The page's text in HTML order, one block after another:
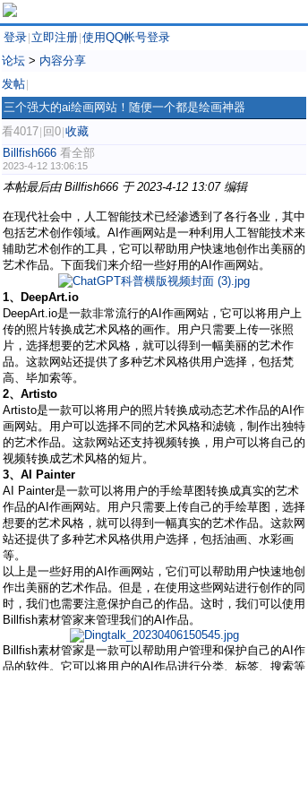
登录 立即注册 使用QQ帐号登录
论坛 > 内容分享
发帖
三个强大的ai绘画网站！随便一个都是绘画神器
看4017 回0 收藏
Billfish666 看全部
2023-4-12 13:06:15
本帖最后由 Billfish666 于 2023-4-12 13:07 编辑
在现代社会中，人工智能技术已经渗透到了各行各业，其中
包括艺术创作领域。AI作画网站是一种利用人工智能技术来
辅助艺术创作的工具，它可以帮助用户快速地创作出美丽的
艺术作品。下面我们来介绍一些好用的AI作画网站。
1、DeepArt.io
DeepArt.io是一款非常流行的AI作画网站，它可以将用户上
传的照片转换成艺术风格的画作。用户只需要上传一张照
片，选择想要的艺术风格，就可以得到一幅美丽的艺术作
品。这款网站还提供了多种艺术风格供用户选择，包括梵
高、毕加索等。
2、Artisto
Artisto是一款可以将用户的照片转换成动态艺术作品的AI作
画网站。用户可以选择不同的艺术风格和滤镜，制作出独特
的艺术作品。这款网站还支持视频转换，用户可以将自己的
视频转换成艺术风格的短片。
3、AI Painter
AI Painter是一款可以将用户的手绘草图转换成真实的艺术
作品的AI作画网站。用户只需要上传自己的手绘草图，选择
想要的艺术风格，就可以得到一幅真实的艺术作品。这款网
站还提供了多种艺术风格供用户选择，包括油画、水彩画
等。
以上是一些好用的AI作画网站，它们可以帮助用户快速地创
作出美丽的艺术作品。但是，在使用这些网站进行创作的同
时，我们也需要注意保护自己的作品。这时，我们可以使用
Billfish素材管家来管理我们的AI作品。
Billfish素材管家是一款可以帮助用户管理和保护自己的AI作
品的软件。它可以将用户的AI作品进行分类、标签、搜索等